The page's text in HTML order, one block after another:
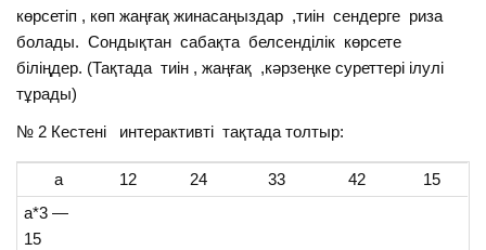
көрсетіп , көп жаңғақ жинасаңыздар ,тиін сендерге риза
болады. Сондықтан сабақта белсенділік көрсете
біліңдер. (Тақтада тиін , жаңғақ ,кәрзеңке суреттері ілулі
тұрады)
№ 2 Кестені интерактивті тақтада толтыр:
а 12 24 33 42
15
а*3 —
15